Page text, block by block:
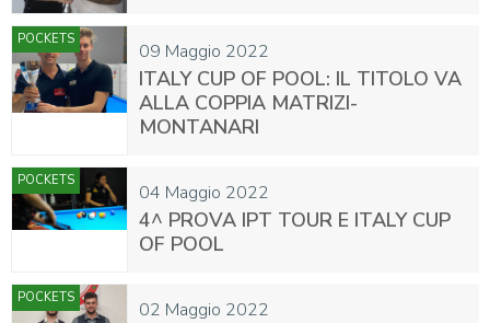
09 Maggio 2022
POCKETS
ITALY CUP OF POOL: IL TITOLO VA
ALLA COPPIA MATRIZI-
MONTANARI
04 Maggio 2022
POCKETS
4^ PROVA IPT TOUR E ITALY CUP
OF POOL
02 Maggio 2022
POCKETS